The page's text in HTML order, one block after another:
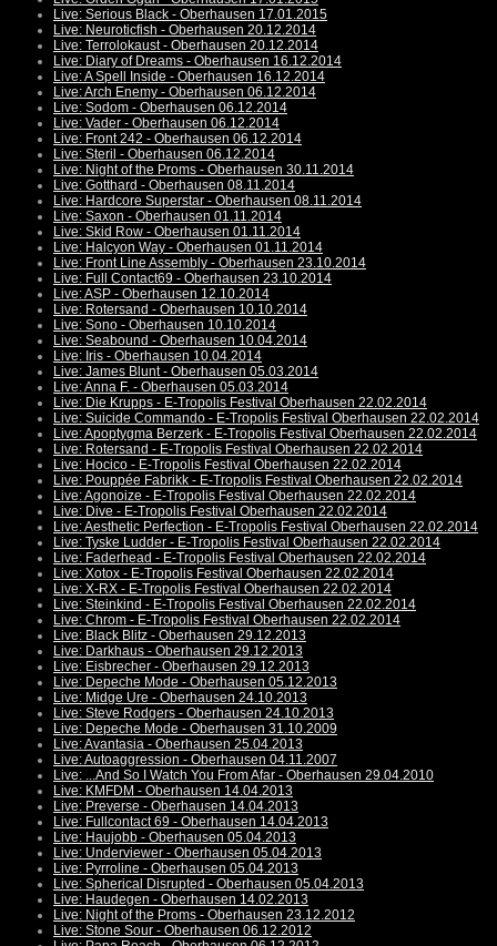
Live: Serious Black - Oberhausen 17.01.2015
Live: Neuroticfish - Oberhausen 20.12.2014
Live: Terrolokaust - Oberhausen 20.12.2014
Live: Diary of Dreams - Oberhausen 16.12.2014
Live: A Spell Inside - Oberhausen 16.12.2014
Live: Arch Enemy - Oberhausen 06.12.2014
Live: Sodom - Oberhausen 06.12.2014
Live: Vader - Oberhausen 06.12.2014
Live: Front 242 - Oberhausen 06.12.2014
Live: Steril - Oberhausen 06.12.2014
Live: Night of the Proms - Oberhausen 30.11.2014
Live: Gotthard - Oberhausen 08.11.2014
Live: Hardcore Superstar - Oberhausen 08.11.2014
Live: Saxon - Oberhausen 01.11.2014
Live: Skid Row - Oberhausen 01.11.2014
Live: Halcyon Way - Oberhausen 01.11.2014
Live: Front Line Assembly - Oberhausen 23.10.2014
Live: Full Contact69 - Oberhausen 23.10.2014
Live: ASP - Oberhausen 12.10.2014
Live: Rotersand - Oberhausen 10.10.2014
Live: Sono - Oberhausen 10.10.2014
Live: Seabound - Oberhausen 10.04.2014
Live: Iris - Oberhausen 10.04.2014
Live: James Blunt - Oberhausen 05.03.2014
Live: Anna F. - Oberhausen 05.03.2014
Live: Die Krupps - E-Tropolis Festival Oberhausen 22.02.2014
Live: Suicide Commando - E-Tropolis Festival Oberhausen 22.02.2014
Live: Apoptygma Berzerk - E-Tropolis Festival Oberhausen 22.02.2014
Live: Rotersand - E-Tropolis Festival Oberhausen 22.02.2014
Live: Hocico - E-Tropolis Festival Oberhausen 22.02.2014
Live: Pouppée Fabrikk - E-Tropolis Festival Oberhausen 22.02.2014
Live: Agonoize - E-Tropolis Festival Oberhausen 22.02.2014
Live: Dive - E-Tropolis Festival Oberhausen 22.02.2014
Live: Aesthetic Perfection - E-Tropolis Festival Oberhausen 22.02.2014
Live: Tyske Ludder - E-Tropolis Festival Oberhausen 22.02.2014
Live: Faderhead - E-Tropolis Festival Oberhausen 22.02.2014
Live: Xotox - E-Tropolis Festival Oberhausen 22.02.2014
Live: X-RX - E-Tropolis Festival Oberhausen 22.02.2014
Live: Steinkind - E-Tropolis Festival Oberhausen 22.02.2014
Live: Chrom - E-Tropolis Festival Oberhausen 22.02.2014
Live: Black Blitz - Oberhausen 29.12.2013
Live: Darkhaus - Oberhausen 29.12.2013
Live: Eisbrecher - Oberhausen 29.12.2013
Live: Depeche Mode - Oberhausen 05.12.2013
Live: Midge Ure - Oberhausen 24.10.2013
Live: Steve Rodgers - Oberhausen 24.10.2013
Live: Depeche Mode - Oberhausen 31.10.2009
Live: Avantasia - Oberhausen 25.04.2013
Live: Autoaggression - Oberhausen 04.11.2007
Live: ...And So I Watch You From Afar - Oberhausen 29.04.2010
Live: KMFDM - Oberhausen 14.04.2013
Live: Preverse - Oberhausen 14.04.2013
Live: Fullcontact 69 - Oberhausen 14.04.2013
Live: Haujobb - Oberhausen 05.04.2013
Live: Underviewer - Oberhausen 05.04.2013
Live: Pyrroline - Oberhausen 05.04.2013
Live: Spherical Disrupted - Oberhausen 05.04.2013
Live: Haudegen - Oberhausen 14.02.2013
Live: Night of the Proms - Oberhausen 23.12.2012
Live: Stone Sour - Oberhausen 06.12.2012